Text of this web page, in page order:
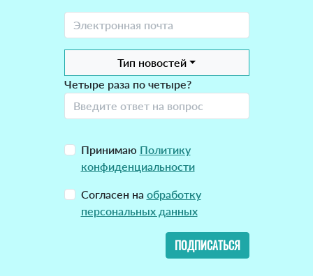
Тип новостей
Четыре раза по четыре?
Принимаю Политику
конфиденциальности
Согласен на обработку
персональных данных
ПОДПИСАТЬСЯ